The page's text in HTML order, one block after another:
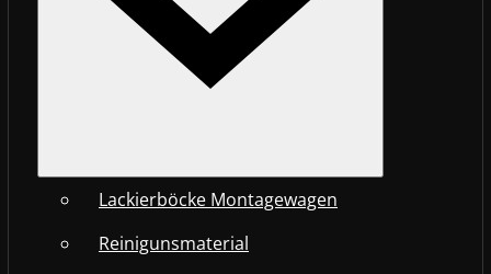
Lackierböcke Montagewagen
Reinigunsmaterial